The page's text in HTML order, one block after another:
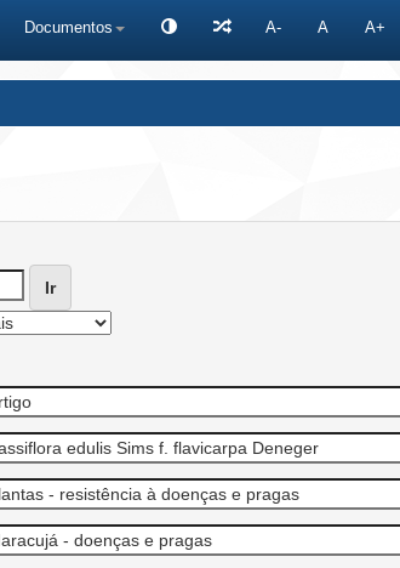
Documentos A- A A+